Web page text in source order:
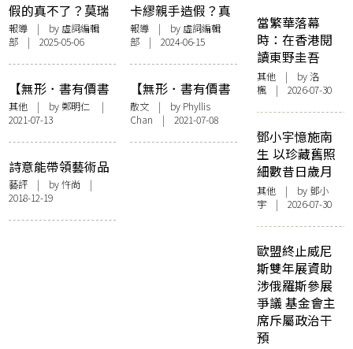
假的真不了？莫瑞
泰斯皇家美術館宣
布藏三幅林布蘭假
作！ 特設《林布
蘭？》展覽供公眾
一同欣賞
報導 | by 虛詞編輯
部 | 2025-05-06
卡繆親手造假？真
的假不了！ 《異鄉
人》手稿拍賣以65
萬歐元成交
報導| by 虛詞編輯
部 | 2024-06-15
【無形．書有價書
無價】書無價？書
有價！
其他 | by 鄭明仁
|
2021-07-13
【無形．書有價書
無價】書，有價有
市？
散文| by Phyllis
Chan | 2021-07-08
詩意能帶領藝術品
走多遠？——看
《監獄建築師》
藝評 | by忤尚 |
2018-12-19
當繁華落幕
時：在香港閱
讀東野圭吾
其他 | by洛
楓 | 2026-07-30
鄧小宇憶施南
生 以珍藏舊照
細數昔日歲月
其他 | by 鄧小
宇 | 2026-07-30
歐盟終止威尼
斯雙年展資助
涉俄羅斯參展
爭議 基金會主
席斥屬政治干
預